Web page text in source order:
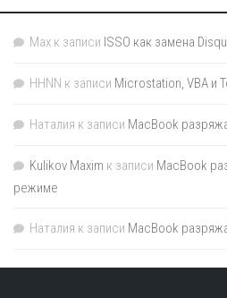
Max к записи ISSO как замена
HHNN к записи Microstation, VBA и
Наталия к записи MacBook
Kulikov Maxim к записи MacBook
режиме
Наталия к записи MacBook